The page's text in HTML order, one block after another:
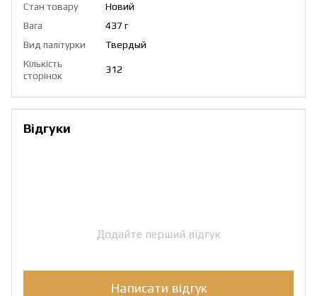
Стан товару
Новий
Вага
437 г
Вид палітурки
Твердый
Кількість
сторінок
312
Відгуки
Додайте перший відгук
Написати відгук